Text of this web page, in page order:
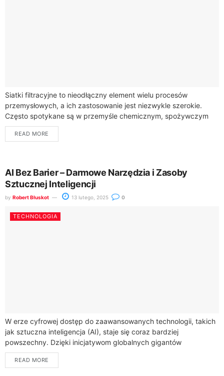
Siatki filtracyjne to nieodłączny element wielu procesów
przemysłowych, a ich zastosowanie jest niezwykle szerokie.
Często spotykane są w przemyśle chemicznym, spożywczym
czy farmaceutycznym, gdzie ich głównym zadaniem jest
oddzielanie ciał...
READ MORE
AI Bez Barier – Darmowe Narzędzia i Zasoby
Sztucznej Inteligencji
by Robert Błuskot 13 lutego, 2025 0
TECHNOLOGIA
W erze cyfrowej dostęp do zaawansowanych technologii, takich
jak sztuczna inteligencja (AI), staje się coraz bardziej
powszechny. Dzięki inicjatywom globalnych gigantów
technologicznych, takich jak Google, Azure i OpenAI, nawet
osoby...
READ MORE